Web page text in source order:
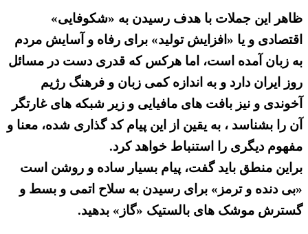
ظاهر این جملات با هدف رسیدن به «شکوفایی»
اقتصادی و یا «افزایش تولید» برای رفاه و آسایش مردم
به زبان آمده است، اما هرکس که قدری دست در مسائل
روز ایران دارد و به اندازه کمی زبان و فرهنگ رژیم
آخوندی و نیز بافت های مافیایی و زیر شبکه های غارتگر
آن را بشناسد ، به یقین از این پیام کد گذاری شده، معنا و
مفهوم دیگری را استنباط خواهد کرد.
براین منطق باید گفت، پیام بسیار ساده و روشن است
«بی دنده و ترمز» برای رسیدن به سلاح اتمی و بسط و
گسترش موشک های بالستیک «گاز» بدهید.